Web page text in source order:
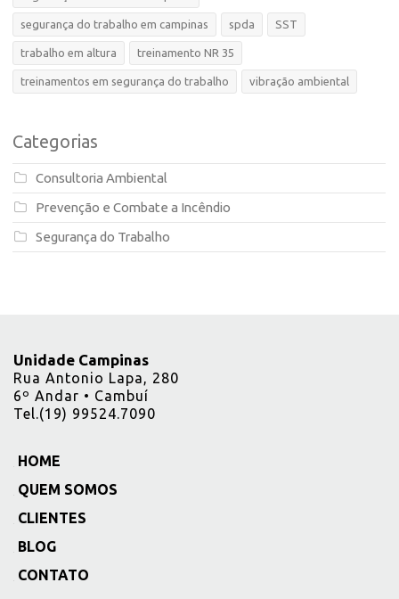
segurança do trabalho em campinas spda SST
trabalho em altura treinamento NR 35
treinamentos em segurança do trabalho vibração ambiental
Categorias
Consultoria Ambiental
Prevenção e Combate a Incêndio
Segurança do Trabalho
Unidade Campinas
Rua Antonio Lapa, 280
6º Andar • Cambuí
Tel.(19) 99524.7090
HOME
QUEM SOMOS
CLIENTES
BLOG
CONTATO